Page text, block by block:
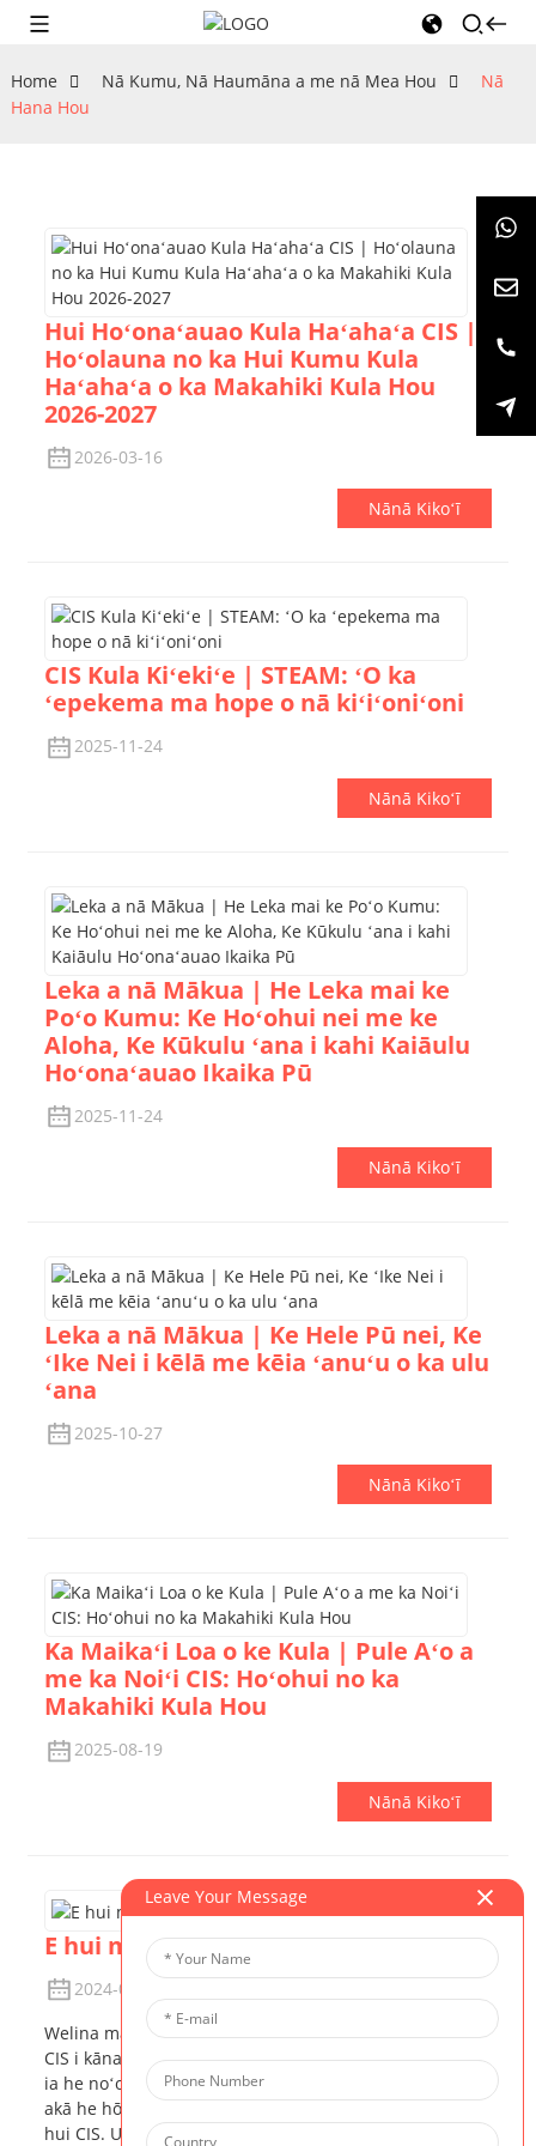
Home Nā Kumu, Nā Haumāna a me nā Mea Hou
Nā
Hana Hou
Hui Hoʻonaʻauao Kula Haʻahaʻa CIS |
Hoʻolauna no ka Hui Kumu Kula
Haʻahaʻa o ka Makahiki Kula Hou
2026-2027
2026-03-16
Nānā Kikoʻī
CIS Kula Kiʻekiʻe | STEAM: ʻO ka
ʻepekema ma hope o nā kiʻiʻoniʻoni
2025-11-24
Nānā Kikoʻī
Leka a nā Mākua | He Leka mai ke
Poʻo Kumu: Ke Hoʻohui nei me ke
Aloha, Ke Kūkulu ʻana i kahi Kaiāulu
Hoʻonaʻauao Ikaika Pū
2025-11-24
Nānā Kikoʻī
Leka a nā Mākua | Ke Hele Pū nei, Ke
ʻIke Nei i kēlā me kēia ʻanuʻu o ka ulu
ʻana
2025-10-27
Nānā Kikoʻī
Ka Maikaʻi Loa o ke Kula | Pule Aʻo a
me ka Noiʻi CIS: Hoʻohui no ka
Makahiki Kula Hou
2025-08-19
Nānā Kikoʻī
E hui me ka hui CIS Academic
2024-08-30
Welina mai i CIS! I kēia mau lā aku nei, ua mālama ʻo
CIS i kāna ʻAha Kūkākūkā Hoʻokumu āpau, ʻaʻole wale
ia he noʻonoʻo ʻana i ka makahiki kula e hiki mai ana
akā he hōʻailona hoʻi no ka lokahi a me ka ikaika o ka
hui CIS. Ua hoʻokūpaʻa ke Poʻo o ke Kula, ʻo Nathan, i ka
Leave Your Message